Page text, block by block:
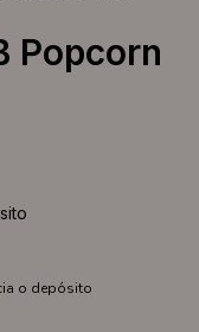
Popcorn
o depósito